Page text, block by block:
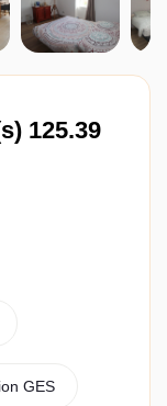
125.39
GES